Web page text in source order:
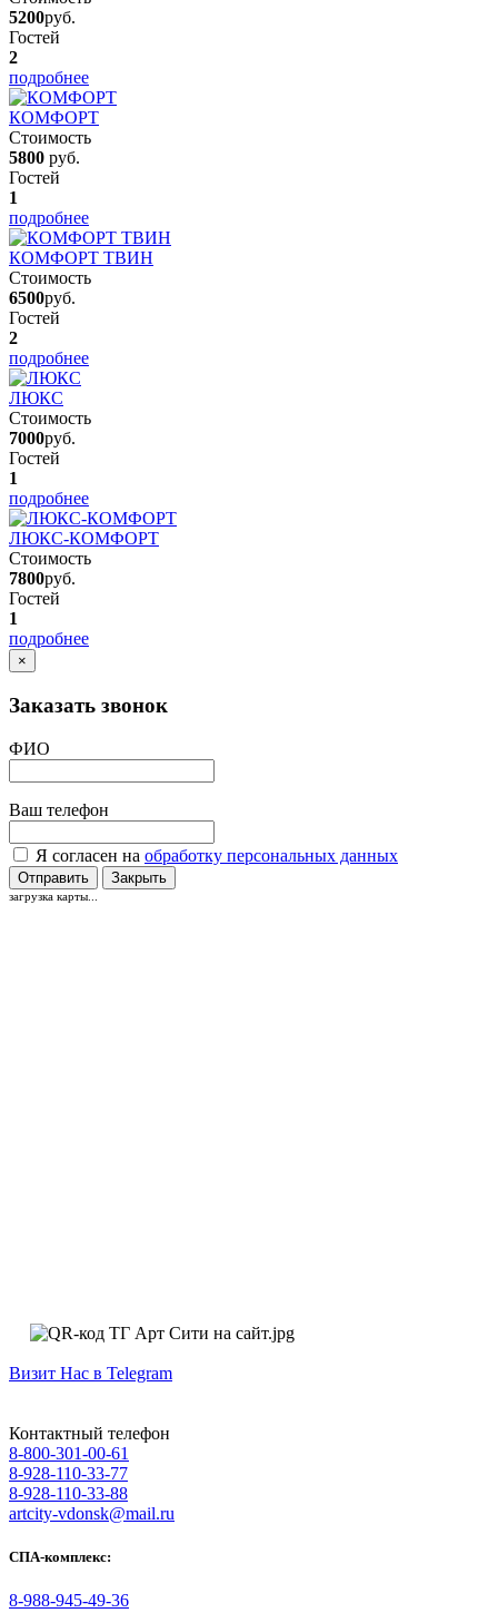
5200руб.
Гостей
2
подробнее
КОМФОРТ
Стоимость
5800 руб.
Гостей
1
подробнее
КОМФОРТ ТВИН
Стоимость
6500руб.
Гостей
2
подробнее
ЛЮКС
Стоимость
7000руб.
Гостей
1
подробнее
ЛЮКС-КОМФОРТ
Стоимость
7800руб.
Гостей
1
подробнее
×
Заказать звонок
ФИО
Ваш телефон
Я согласен на обработку персональных данных
Отправить Закрыть
загрузка карты...
Визит Нас в Telegram
Контактный телефон
8-800-301-00-61
8-928-110-33-77
8-928-110-33-88
artcity-vdonsk@mail.ru
СПА-комплекс:
8-988-945-49-36